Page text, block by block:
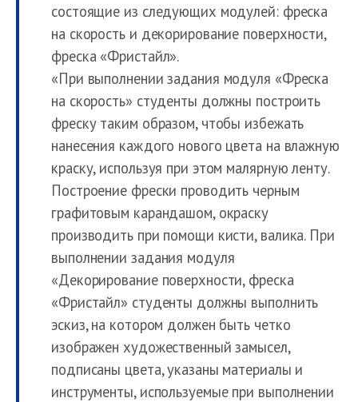
состоящие из следующих модулей: фреска
на скорость и декорирование поверхности,
фреска «Фристайл».
«При выполнении задания модуля «Фреска
на скорость» студенты должны построить
фреску таким образом, чтобы избежать
нанесения каждого нового цвета на влажную
краску, используя при этом малярную ленту.
Построение фрески проводить черным
графитовым карандашом, окраску
производить при помощи кисти, валика. При
выполнении задания модуля
«Декорирование поверхности, фреска
«Фристайл» студенты должны выполнить
эскиз, на котором должен быть четко
изображен художественный замысел,
подписаны цвета, указаны материалы и
инструменты, используемые при выполнении